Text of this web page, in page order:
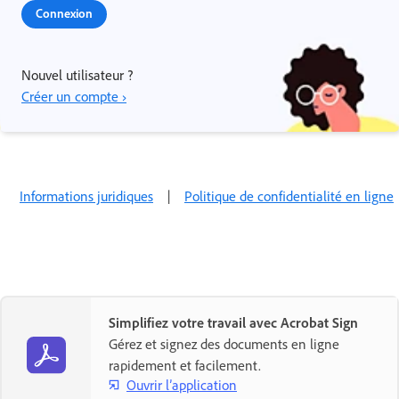
Connexion
Nouvel utilisateur ?
Créer un compte ›
Informations juridiques | Politique de confidentialité en ligne
Simplifiez votre travail avec Acrobat Sign
Gérez et signez des documents en ligne
rapidement et facilement.
Ouvrir l’application